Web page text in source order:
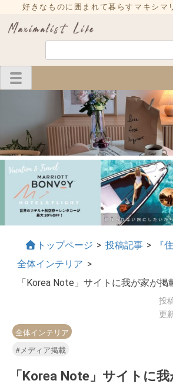
content
好きなものに囲まれて暮らすマキシマ
索
トップページ > 投稿記事 > 『
全体インテリア >
「Korea Note」サイトに我が家が掲
投
更
全体インテリア
#メディア掲載
「Korea Note」サイトに